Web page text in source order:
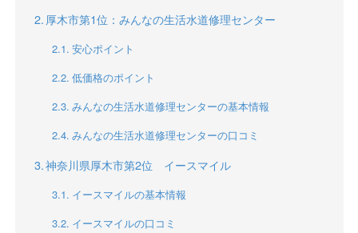
厚木市第1位：みんなの生活水道修理センター
安心ポイント
低価格のポイント
みんなの生活水道修理センターの基本情報
みんなの生活水道修理センターの口コミ
神奈川県厚木市第2位 イースマイル
イースマイルの基本情報
イースマイルの口コミ